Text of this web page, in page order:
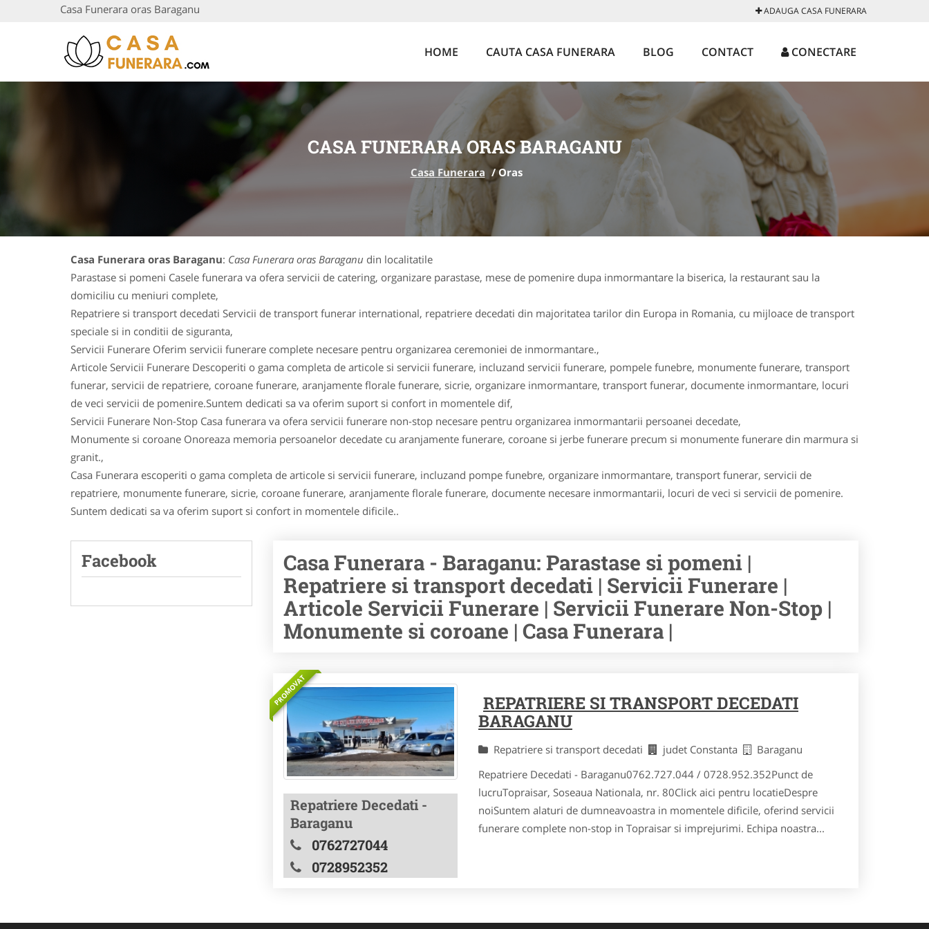
Casa Funerara oras Baraganu ADAUGA CASA FUNERARA
HOME CAUTA CASA FUNERARA BLOG CONTACT CONECTARE
CASA FUNERARA ORAS BARAGANU
Casa Funerara /Oras
Casa Funerara oras Baraganu: Casa Funerara oras Baraganu din localitatile
Parastase si pomeni Casele funerara va ofera servicii de catering, organizare parastase, mese de pomenire dupa inmormantare la biserica, la restaurant sau la
domiciliu cu meniuri complete,
Repatriere si transport decedati Servicii de transport funerar international, repatriere decedati din majoritatea tarilor din Europa in Romania, cu mijloace de transport
speciale si in conditii de siguranta,
Servicii Funerare Oferim servicii funerare complete necesare pentru organizarea ceremoniei de inmormantare.,
Articole Servicii Funerare Descoperiti o gama completa de articole si servicii funerare, incluzand servicii funerare, pompele funebre, monumente funerare, transport
funerar, servicii de repatriere, coroane funerare, aranjamente florale funerare, sicrie, organizare inmormantare, transport funerar, documente inmormantare, locuri
de veci servicii de pomenire.Suntem dedicati sa va oferim suport si confort in momentele dif,
Servicii Funerare Non-Stop Casa funerara va ofera servicii funerare non-stop necesare pentru organizarea inmormantarii persoanei decedate,
Monumente si coroane Onoreaza memoria persoanelor decedate cu aranjamente funerare, coroane si jerbe funerare precum si monumente funerare din marmura si
granit.,
Casa Funerara escoperiti o gama completa de articole si servicii funerare, incluzand pompe funebre, organizare inmormantare, transport funerar, servicii de
repatriere, monumente funerare, sicrie, coroane funerare, aranjamente florale funerare, documente necesare inmormantarii, locuri de veci si servicii de pomenire.
Suntem dedicati sa va oferim suport si confort in momentele dificile..
Facebook
Casa Funerara - Baraganu: Parastase si pomeni |
Repatriere si transport decedati | Servicii Funerare |
Articole Servicii Funerare | Servicii Funerare Non-Stop |
Monumente si coroane | Casa Funerara |
PROMOVAT
Repatriere Decedati -
Baraganu
0762727044
0728952352
REPATRIERE SI TRANSPORT DECEDATI
BARAGANU
Repatriere si transport decedati judet Constanta
Baraganu
Repatriere Decedati - Baraganu0762.727.044 / 0728.952.352Punct de
lucruTopraisar, Soseaua Nationala, nr. 80​Click aici pentru locatieDespre
noiSuntem alaturi de dumneavoastra in momentele dificile, oferind servicii
funerare complete non-stop in Topraisar si imprejurimi. Echipa noastra...